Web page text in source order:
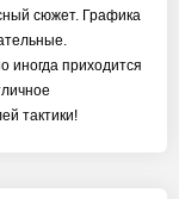
сюжет. Графика
иногда приходится
тактики!